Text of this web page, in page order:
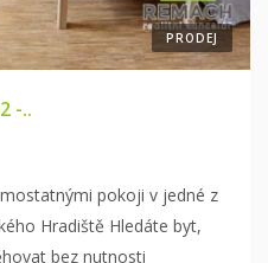
PRODEJ
-..
pokoji v jedné z
Hradiště Hledáte byt,
bez nutnosti